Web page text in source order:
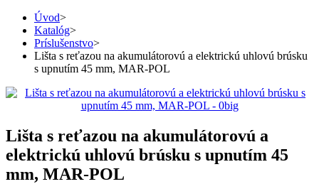
Úvod>
Katalóg>
Príslušenstvo>
Lišta s reťazou na akumulátorovú a elektrickú uhlovú brúsku
s upnutím 45 mm, MAR-POL
Lišta s reťazou na akumulátorovú a
elektrickú uhlovú brúsku s upnutím 45
mm, MAR-POL